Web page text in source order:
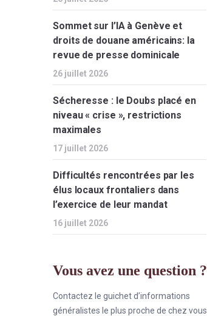
Sommet sur l’IA à Genève et
droits de douane américains: la
revue de presse dominicale
26 juillet 2026
Sécheresse : le Doubs placé en
niveau « crise », restrictions
maximales
17 juillet 2026
Difficultés rencontrées par les
élus locaux frontaliers dans
l’exercice de leur mandat
16 juillet 2026
Vous avez une question ?
Contactez le guichet d’informations
généralistes le plus proche de chez vous